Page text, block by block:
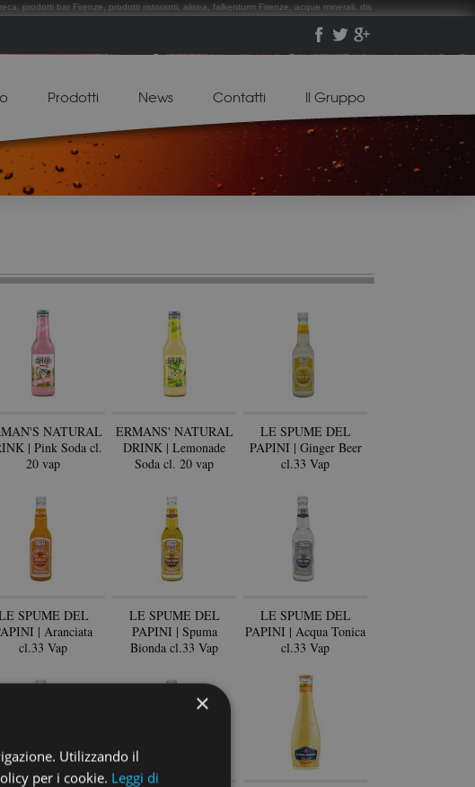
prodotti bar Firenze, prodotti ristoranti, alisea, falkenturm Firenze, acque minerali, dis
Prodotti News Contatti Il Gruppo
NATURAL
| Pink Soda cl.
20 vap
ERMANS' NATURAL
DRINK | Lemonade
Soda cl. 20 vap
LE SPUME DEL
PAPINI | Ginger Beer
cl.33 Vap
SPUME DEL
| Aranciata
cl.33 Vap
LE SPUME DEL
PAPINI | Spuma
Bionda cl.33 Vap
LE SPUME DEL
PAPINI | Acqua Tonica
cl.33 Vap
×
Utilizzando il
per i cookie. Leggi di